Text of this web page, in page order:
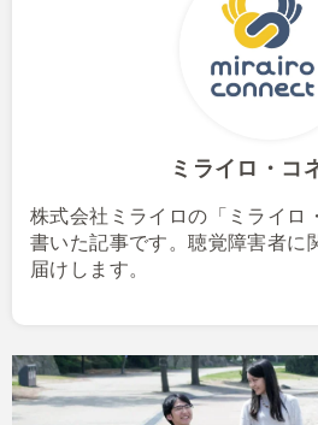
ミライロ・コ
株式会社ミライロの「ミライロ
書いた記事です。聴覚障害者に
届けします。